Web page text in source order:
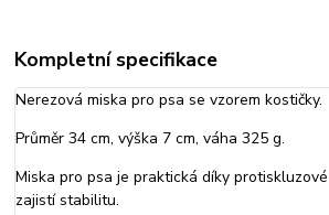
Kompletní specifikace
Nerezová miska pro psa se vzorem kostičky.
Průměr 34 cm, výška 7 cm, váha 325 g.
Miska pro psa je praktická díky
zajistí stabilitu.